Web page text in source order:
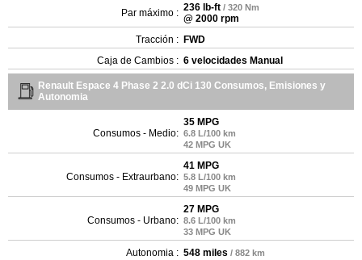
Par máximo : 236 lb-ft / 320 Nm
@ 2000 rpm
Tracción : FWD
Caja de Cambios : 6 velocidades Manual
Renault Espace 4 Phase 2 2.0 dCi 130 Consumos, Emisiones y
Autonomia
Consumos - Medio:
35 MPG
6.8 L/100 km
42 MPG UK
Consumos - Extraurbano:
41 MPG
5.8 L/100 km
49 MPG UK
Consumos - Urbano:
27 MPG
8.6 L/100 km
33 MPG UK
Autonomia : 548 miles / 882 km